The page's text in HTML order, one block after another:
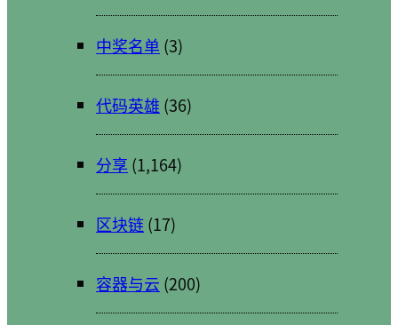
中奖名单 (3)
代码英雄 (36)
分享 (1,164)
区块链(17)
容器与云 (200)